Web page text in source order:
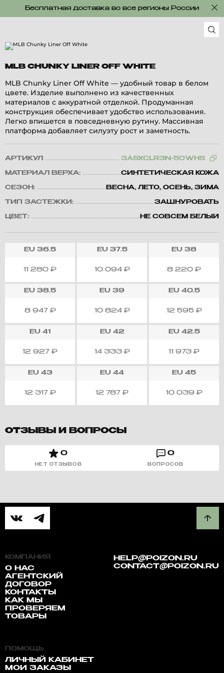
Бесплатная доставка во все регионы России
MLB CHUNKY LINER OFF WHITE
MLB Chunky Liner Off White — удобный товар в белом
цвете. Изделие выполнено из качественных
материалов с аккуратной отделкой. Продуманная
конструкция обеспечивает удобство использования.
Легко впишется в повседневную рутину. Массивная
платформа добавляет силуэту рост и заметность.
АРТИКУЛ 3ASXCLR3N-50WHS
МАТЕРИАЛ ВЕРХА: СИНТЕТИЧЕСКАЯ КОЖА
СЕЗОН: ВЕСНА, ЛЕТО, ОСЕНЬ, ЗИМА
ТИП ЗАСТЕЖКИ: ЗАШНУРОВАТЬ
ЦВЕТ: НЕ СОВСЕМ БЕЛЫЙ
EU 36.5
11 280 ₽
EU37.5
10 094 ₽
EU 38
8 220 ₽
EU 38.5
8 947 ₽
EU 39
10 824 ₽
EU40.5
12 595 ₽
EU 41
12 927 ₽
EU42
14 333 ₽
EU42.5
11 973 ₽
EU43
12 317 ₽
EU 44
12 787 ₽
EU 45
10 039 ₽
ОТЗЫВЫ И ВОПРОСЫ
0
НЕТ ОТЗЫВОВ
0
ВОПРОСОВ
КОМПАНИЯ
О НАС
АГЕНТСКИЙ
ДОГОВОР
КОНТАКТЫ
КАК МЫ
ПРОВЕРЯЕМ
ТОВАРЫ
HELP@POIZON.RU
CONTACT@POIZON.RU
ПОМОЩЬ
ЛИЧНЫЙ КАБИНЕТ
МОИ ЗАКАЗЫ